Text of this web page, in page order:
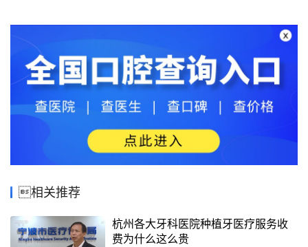
相关推荐
杭州各大牙科医院种植牙医疗服务收
费为什么这么贵